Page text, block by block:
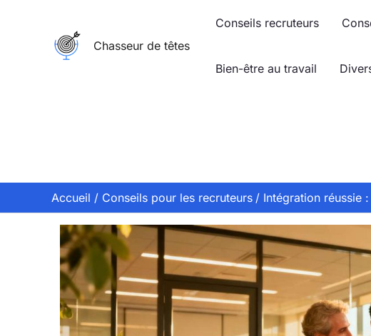
Chasseur de têtes
Conseils recruteurs
Bien-être au travail
Accueil Conseils pour les recruteurs Intégration réussie